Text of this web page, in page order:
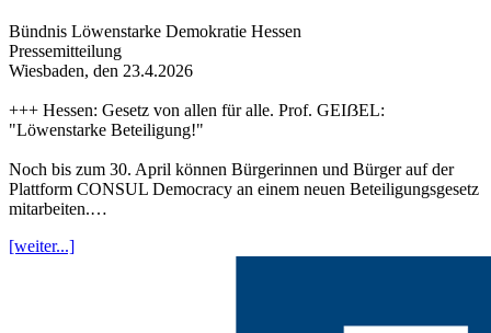
Bündnis Löwenstarke Demokratie Hessen
Pressemitteilung
Wiesbaden, den 23.4.2026
+++ Hessen: Gesetz von allen für alle. Prof. GEIẞEL:
"Löwenstarke Beteiligung!"
Noch bis zum 30. April können Bürgerinnen und Bürger auf der
Plattform CONSUL Democracy an einem neuen Beteiligungsgesetz
mitarbeiten.…
[weiter...]